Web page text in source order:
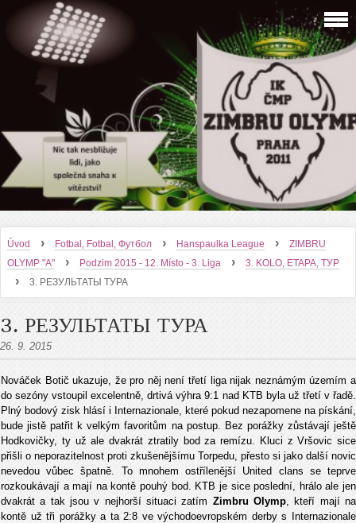
Úvod › Fotbal, Fotbal, Футбол › Hanspaulka League ›
ZIMBRU
OLYMP "A"
› Podzim 2015 - 12. Místo - 3. Liga › 3. KOLO, ETAPA, ТУР
› 3. РЕЗУЛЬТАТЫ ТУРА
3. РЕЗУЛЬТАТЫ ТУРА
26. 9. 2015
Nováček Botič ukazuje, že pro něj není třetí liga nijak neznámým územím a
do sezóny vstoupil excelentně, drtivá výhra 9:1 nad KTB byla už třetí v řadě.
Plný bodový zisk hlásí i Internazionale, které pokud nezapomene na pískání,
bude jistě patřit k velkým favoritům na postup. Bez porážky zůstávají ještě
Hodkovičky, ty už ale dvakrát ztratily bod za remízu. Kluci z Vršovic sice
přišli o neporazitelnost proti zkušenějšímu Torpedu, přesto si jako další novic
nevedou vůbec špatně. To mnohem ostřílenější United clans se teprve
rozkoukávají a mají na kontě pouhý bod. KTB je sice poslední, hrálo ale jen
dvakrát a tak jsou v nejhorší situaci zatím Zimbru Olymp, kteří mají na
kontě už tři porážky a ta 2:8 ve východoevropském derby s Internazionale